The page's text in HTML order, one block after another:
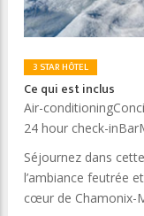
3 STAR HÔTEL
Ce qui est inclus
Air-conditioning
24 hour check-inBar
Séjournez dans
l’ambiance feutrée
cœur de Chamonix-